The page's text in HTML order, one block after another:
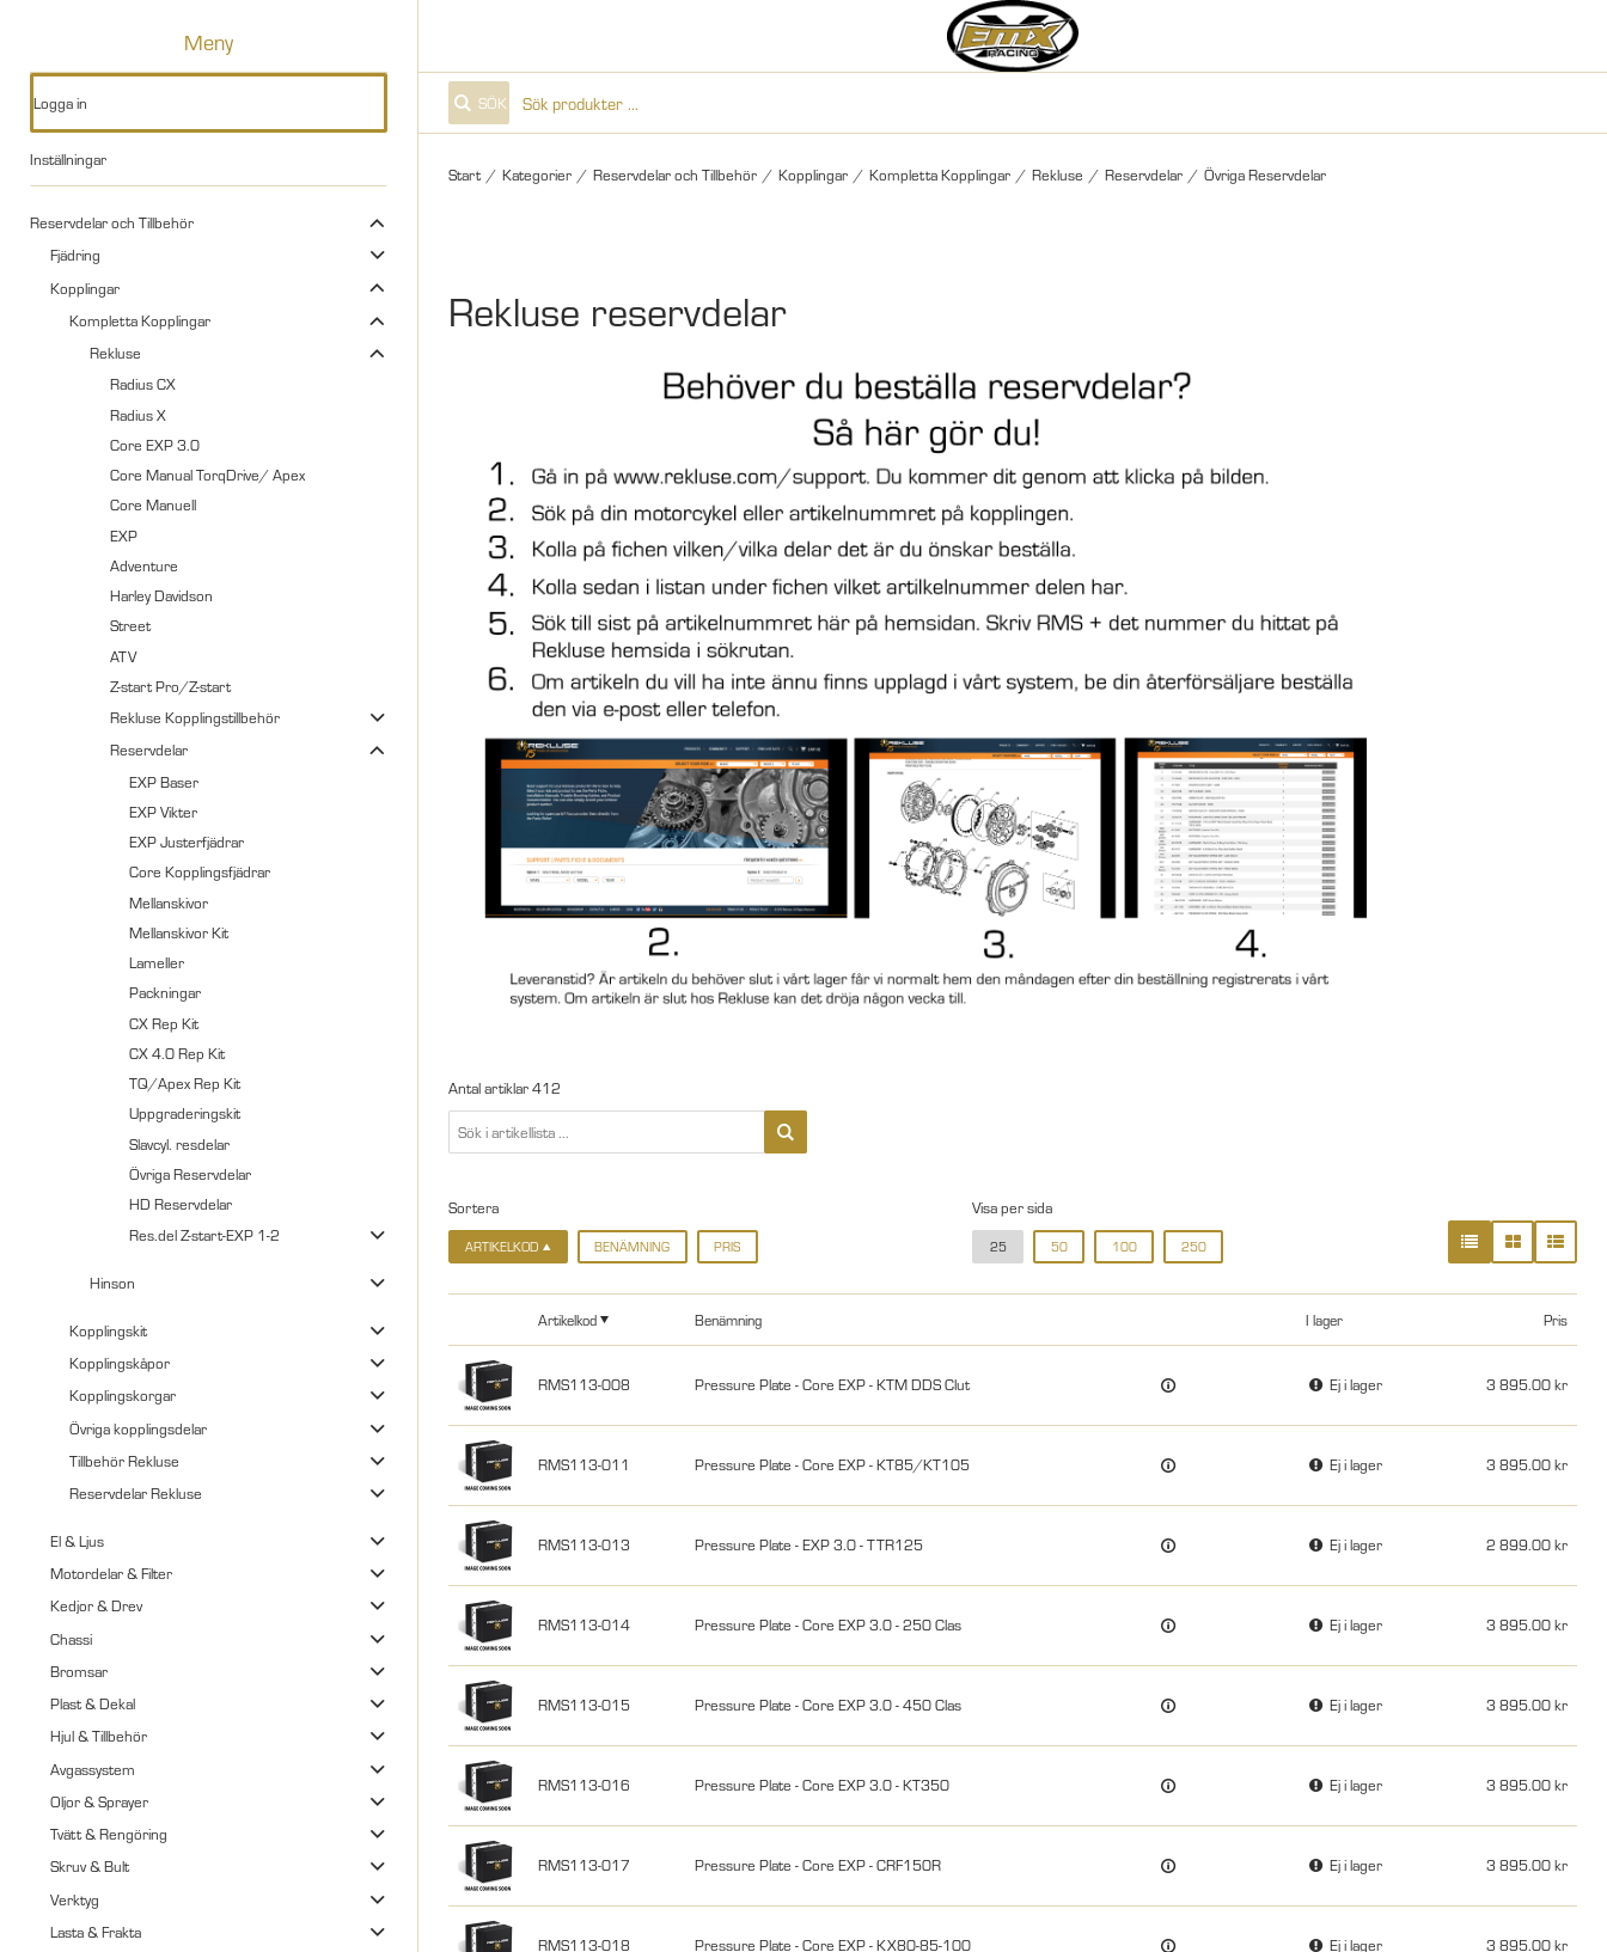
Meny
Logga in
Inställningar
Reservdelar och Tillbehör
Fjädring
Kopplingar
Kompletta Kopplingar
Rekluse
Radius CX
Radius X
Core EXP 3.0
Core Manual TorqDrive/ Apex
Core Manuell
EXP
Adventure
Harley Davidson
Street
ATV
Z-start Pro/Z-start
Rekluse Kopplingstillbehör
Reservdelar
EXP Baser
EXP Vikter
EXP Justerfjädrar
Core Kopplingsfjädrar
Mellanskivor
Mellanskivor Kit
Lameller
Packningar
CX Rep Kit
CX 4.0 Rep Kit
TQ/Apex Rep Kit
Uppgraderingskit
Slavcyl. resdelar
Övriga Reservdelar
HD Reservdelar
Res.del Z-start-EXP 1-2
Hinson
Kopplingskit
Kopplingskåpor
Kopplingskorgar
Övriga kopplingsdelar
Tillbehör Rekluse
Reservdelar Rekluse
El & Ljus
Motordelar & Filter
Kedjor & Drev
Chassi
Bromsar
Plast & Dekal
Hjul & Tillbehör
Avgassystem
Oljor & Sprayer
Tvätt & Rengöring
Skruv & Bult
Verktyg
Lasta & Frakta
SÖK
Start / Kategorier / Reservdelar och Tillbehör / Kopplingar / Kompletta Kopplingar / Rekluse / Reservdelar / Övriga Reservdelar
Rekluse reservdelar
Antal artiklar412
Sortera
ARTIKELKOD BENÄMNING PRIS
Visa per sida
25 50 100 250
Artikelkod Benämning I lager Pris
RMS113-008 Pressure Plate - Core EXP - KTM DDS Clut Ej i lager 3 895.00
RMS113-011 Pressure Plate - Core EXP - KT85/KT105 Ej i lager 3 895.00
RMS113-013 Pressure Plate - EXP 3.0 - TTR125 Ej i lager 2 899.00
RMS113-014 Pressure Plate - Core EXP 3.0 - 250 Clas Ej i lager 3 895.00
RMS113-015 Pressure Plate - Core EXP 3.0 - 450 Clas Ej i lager 3 895.00
RMS113-016 Pressure Plate - Core EXP 3.0 - KT350 Ej i lager 3 895.00
RMS113-017 Pressure Plate - Core EXP - CRF150R Ej i lager 3 895.00
RMS113-018 Pressure Plate - Core EXP - KX80-85-100 Ej i lager 3 895.00